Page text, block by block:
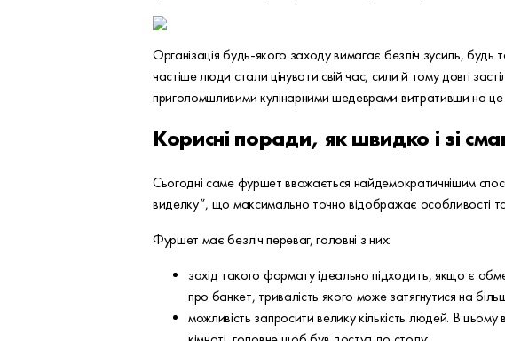
Організація будь-якого заходу вимагає безліч зусиль,
частіше люди стали цінувати свій час, сили й тому довгі
приголомшливими кулінарними шедеврами витративши на це
Корисні поради, як швидко і зі
Сьогодні саме фуршет вважається найдемократичнішим
виделку”, що максимально точно відображає особливості
Фуршет має безліч переваг, головні з них:
захід такого формату ідеально підходить, якщо є
про банкет, тривалість якого може затягнутися на
можливість запросити велику кількість людей. В